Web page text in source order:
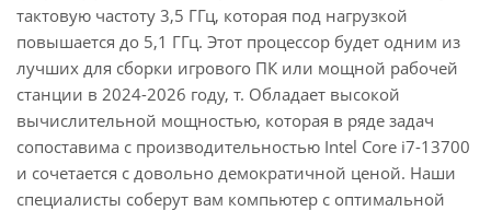
тактовую частоту 3,5 ГГц, которая под нагрузкой
повышается до 5,1 ГГц. Этот процессор будет одним из
лучших для сборки игрового ПК или мощной рабочей
станции в 2024-2026 году, т. Обладает высокой
вычислительной мощностью, которая в ряде задач
сопоставима с производительностью Intel Core i7-13700
и сочетается с довольно демократичной ценой. Наши
специалисты соберут вам компьютер с оптимальной